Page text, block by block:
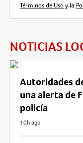
Términos de Usoy la
NOTICIAS
Autoridades
una alerta de
policía
10h ago